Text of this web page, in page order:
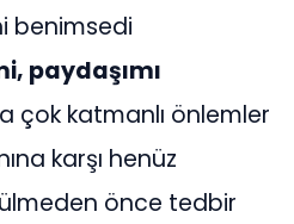
benimsedi
paydaşımı
çok katmanlı önlemler
karşı henüz
önce tedbir